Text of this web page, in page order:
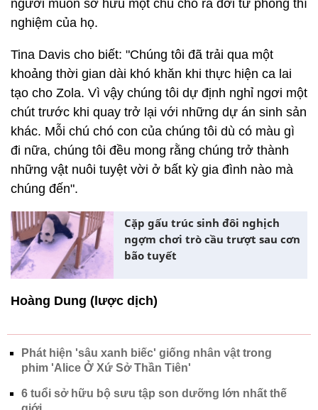
người muốn sở hữu một chú chó ra đời từ phòng thí
nghiệm của họ.
Tina Davis cho biết: "Chúng tôi đã trải qua một
khoảng thời gian dài khó khăn khi thực hiện ca lai
tạo cho Zola. Vì vậy chúng tôi dự định nghỉ ngơi một
chút trước khi quay trở lại với những dự án sinh sản
khác. Mỗi chú chó con của chúng tôi dù có màu gì
đi nữa, chúng tôi đều mong rằng chúng trở thành
những vật nuôi tuyệt vời ở bất kỳ gia đình nào mà
chúng đến".
Cặp gấu trúc sinh đôi nghịch
ngợm chơi trò cầu trượt sau cơn
bão tuyết
Hoàng Dung (lược dịch)
Phát hiện 'sâu xanh biếc' giống nhân vật trong
phim 'Alice Ở Xứ Sở Thần Tiên'
6 tuổi sở hữu bộ sưu tập son dưỡng lớn nhất thế